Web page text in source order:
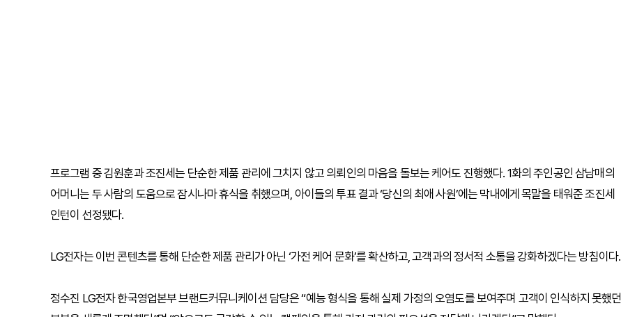
프로그램 중 김원훈과 조진세는 단순한 제품 관리에 그치지 않고 의뢰인의 마음을 돌보는 케어도 진행했다. 1화의 주인공인 삼남매의
어머니는 두 사람의 도움으로 잠시나마 휴식을 취했으며, 아이들의 투표 결과 ‘당신의 최애 사원’에는 막내에게 목말을 태워준 조진세
인턴이 선정됐다.
LG전자는 이번 콘텐츠를 통해 단순한 제품 관리가 아닌 ‘가전 케어 문화’를 확산하고, 고객과의 정서적 소통을 강화하겠다는 방침이다.
정수진 LG전자 한국영업본부 브랜드커뮤니케이션 담당은 “예능 형식을 통해 실제 가정의 오염도를 보여주며 고객이 인식하지 못했던